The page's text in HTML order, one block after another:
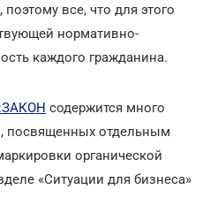
все, что для этого
нормативно-
каждого гражданина.
содержится много
посвященных отдельным
органической
«Ситуации для бизнеса»